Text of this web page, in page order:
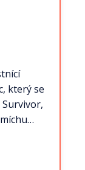
který se